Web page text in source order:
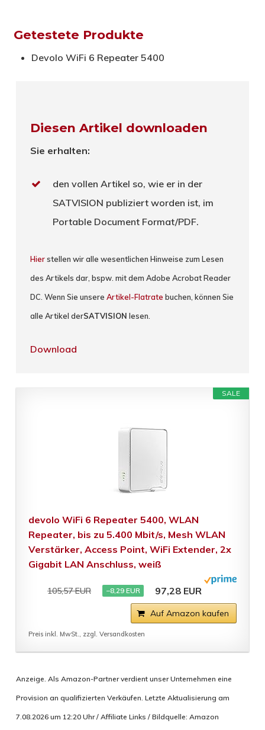
Getestete Produkte
Devolo WiFi 6 Repeater 5400
Diesen Artikel downloaden
Sie erhalten:
den vollen Artikel so, wie er in der
SATVISION publiziert worden ist, im
Portable Document Format/PDF.
Hierstellen wir alle wesentlichen Hinweise zum Lesen
des Artikels dar, bspw. mit dem Adobe Acrobat Reader
DC. Wenn Sie unsereArtikel-Flatrate buchen, können Sie
alle Artikel derSATVISION lesen.
Download
SALE
devolo WiFi 6 Repeater 5400, WLAN
Repeater, bis zu 5.400 Mbit/s, Mesh WLAN
Verstärker, Access Point, WiFi Extender, 2x
Gigabit LAN Anschluss, weiß
105,57 EUR −8,29 EUR 97,28 EUR
Auf Amazon kaufen
Preis inkl. MwSt., zzgl. Versandkosten
Anzeige. Als Amazon-Partner verdient unser Unternehmen eine
Provision an qualifizierten Verkäufen. Letzte Aktualisierung am
7.08.2026 um 12:20 Uhr / Affiliate Links / Bildquelle: Amazon